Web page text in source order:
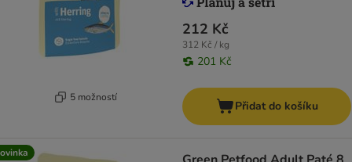
5 možností
212 Kč
312 Kč / kg
201 Kč
Přidat do košíku